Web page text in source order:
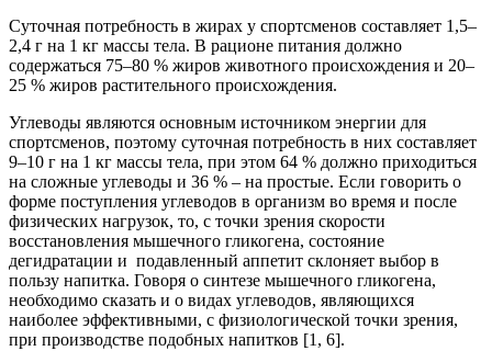
Суточная потребность в жирах у спортсменов составляет 1,5–
2,4 г на 1 кг массы тела. В рационе питания должно
содержаться 75–80 % жиров животного происхождения и 20–
25 % жиров растительного происхождения.
Углеводы являются основным источником энергии для
спортсменов, поэтому суточная потребность в них составляет
9–10 г на 1 кг массы тела, при этом 64 % должно приходиться
на сложные углеводы и 36 % – на простые. Если говорить о
форме поступления углеводов в организм во время и после
физических нагрузок, то, с точки зрения скорости
восстановления мышечного гликогена, состояние
дегидратации и подавленный аппетит склоняет выбор в
пользу напитка. Говоря о синтезе мышечного гликогена,
необходимо сказать и о видах углеводов, являющихся
наиболее эффективными, с физиологической точки зрения,
при производстве подобных напитков [1, 6].